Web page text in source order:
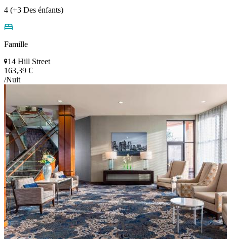
4 (+3 Des énfants)
Famille
14 Hill Street
163,39 €
/Nuit